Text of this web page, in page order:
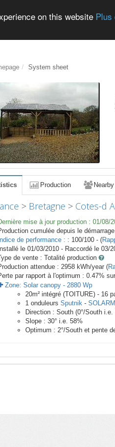
on this website Plus
System sheet
Production
> Bretagne > Cotes-d
mise à jour production : 01/08/
cumulée depuis le
Indice de performance : : 100/100 - (
Installé le 01/03/2010 - Raccordé le 03/
de vente : Totalité production
attendue : 2958 kWh/year (
par rapport à l'optimum : 0.47%
Zone: Solar canopy - 2880 Wp
20m² intégré (TOITURE) - 16
1 onduleurs Sputnik -
Direction : South (0°/South i.e.
Slope : 30° i.e. 58%
Optimum : 2°/South et pente